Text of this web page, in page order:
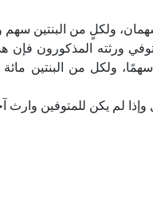
ولكلٍ من البنتين سهم
ورثته المذكورون
ولكل من البنتين
وإذا لم يكن للمتوفين